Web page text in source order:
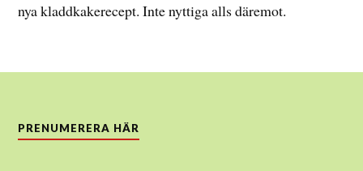
nya kladdkakerecept. Inte nyttiga alls däremot.
PRENUMERERA HÄR